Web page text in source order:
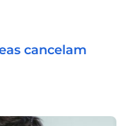
cancelam